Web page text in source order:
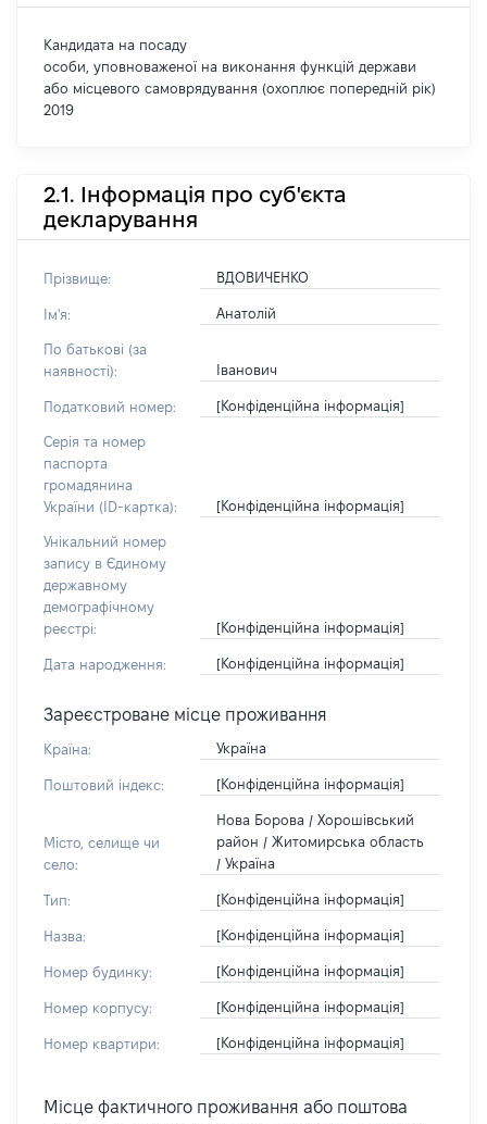
Кандидата на посаду
особи, уповноваженої на виконання функцій держави
або місцевого самоврядування (охоплює попередній рік)
2019
2.1. Інформація про суб'єкта
декларування
Прізвище: ВДОВИЧЕНКО
Ім'я: Анатолій
По батькові (за
наявності):
Іванович
Податковий номер: [Конфіденційна інформація]
Серія та номер
паспорта
громадянина
України (ID-картка):
[Конфіденційна інформація]
Унікальний номер
запису в Єдиному
державному
демографічному
реєстрі:
[Конфіденційна інформація]
Дата народження: [Конфіденційна інформація]
Зареєстроване місце проживання
Країна: Україна
Поштовий індекс: [Конфіденційна інформація]
Місто, селище чи
село:
Нова Борова / Хорошівський
район / Житомирська область
/ Україна
Тип: [Конфіденційна інформація]
Назва: [Конфіденційна інформація]
Номер будинку: [Конфіденційна інформація]
Номер корпусу: [Конфіденційна інформація]
Номер квартири: [Конфіденційна інформація]
Місце фактичного проживання або поштова